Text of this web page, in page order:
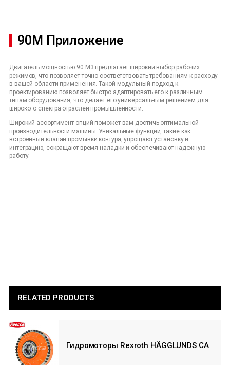
90M Приложение
Двигатель мощностью 90 М3 предлагает широкий выбор рабочих
режимов, что позволяет точно соответствовать требованиям к расходу
в вашей области применения. Такой модульный подход к
проектированию позволяет быстро адаптировать его к различным
типам оборудования, что делает его универсальным решением для
широкого спектра отраслей промышленности.
Широкий ассортимент опций поможет вам достичь оптимальной
производительности машины. Уникальные функции, такие как
встроенный клапан промывки контура, упрощают установку и
интеграцию, сокращают время наладки и обеспечивают надежную
работу.
RELATED PRODUCTS
Гидромоторы Rexroth HÄGGLUNDS CA